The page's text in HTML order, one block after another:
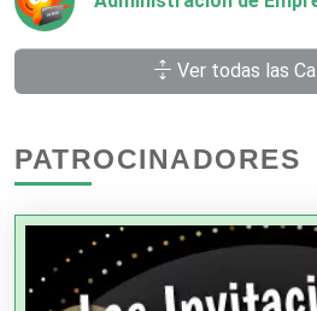
Agencias Aduanales
Agencias de Autos
Agencias de Cobranza
Ver todas las
PATROCINADORES